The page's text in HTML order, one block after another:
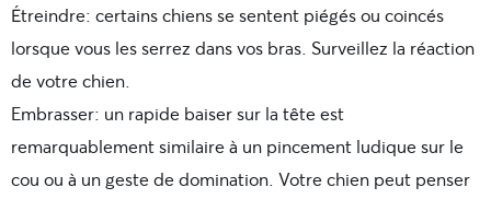
Étreindre: certains chiens se sentent piégés ou coincés
lorsque vous les serrez dans vos bras. Surveillez la réaction
de votre chien.
Embrasser: un rapide baiser sur la tête est
remarquablement similaire à un pincement ludique sur le
cou ou à un geste de domination. Votre chien peut penser